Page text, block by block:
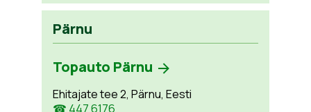
Pärnu
Topauto Pärnu
Ehitajate tee 2, Pärnu, Eesti
☎ 447 6176